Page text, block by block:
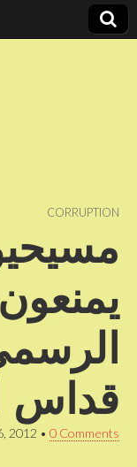
CORRUPTION
قداس
2012 • 0 Comments